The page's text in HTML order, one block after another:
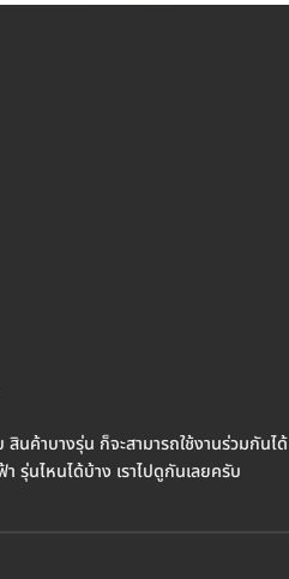
สินค้าบางรุ่น ก็จะสามารถใช้งานร่วมกันได้
รุ่นไหนได้บ้าง เราไปดูกันเลยครับ